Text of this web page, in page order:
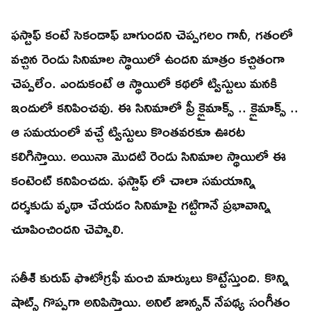
ఫస్టాఫ్ కంటే సెకండాఫ్ బాగుందని చెప్పగలం గానీ, గతంలో
వచ్చిన రెండు సినిమాల స్థాయిలో ఉందని మాత్రం కచ్చితంగా
చెప్పలేం. ఎందుకంటే ఆ స్థాయిలో కథలో ట్విస్టులు మనకి
ఇందులో కనిపించవు. ఈ సినిమాలో ప్రీ క్లైమాక్స్ .. క్లైమాక్స్ ..
ఆ సమయంలో వచ్చే ట్విస్టులు కొంతవరకూ ఊరట
కలిగిస్తాయి. అయినా మొదటి రెండు సినిమాల స్థాయిలో ఈ
కంటెంట్ కనిపించదు. ఫస్టాఫ్ లో చాలా సమయాన్ని
దర్శకుడు వృథా చేయడం సినిమాపై గట్టిగానే ప్రభావాన్ని
చూపించిందని చెప్పాలి.
సతీశ్ కురుప్ ఫొటోగ్రఫీ మంచి మార్కులు కొట్టేస్తుంది. కొన్ని
షాట్స్ గొప్పగా అనిపిస్తాయి. అనిల్ జాన్సన్ నేపథ్య సంగీతం